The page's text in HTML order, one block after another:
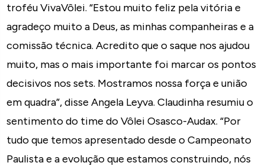
troféu VivaVôlei. “Estou muito feliz pela vitória e
agradeço muito a Deus, as minhas companheiras e a
comissão técnica. Acredito que o saque nos ajudou
muito, mas o mais importante foi marcar os pontos
decisivos nos sets. Mostramos nossa força e união
em quadra”, disse Angela Leyva. Claudinha resumiu o
sentimento do time do Vôlei Osasco-Audax. “Por
tudo que temos apresentado desde o Campeonato
Paulista e a evolução que estamos construindo, nós